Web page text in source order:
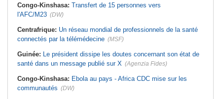
Congo-Kinshasa: Transfert de 15 personnes vers
l'AFC/M23 (DW)
Centrafrique: Un réseau mondial de professionnels de la santé
connectés par la télémédecine (MSF)
Guinée: Le président dissipe les doutes concernant son état de
santé dans un message publié sur X (Agenzia Fides)
Congo-Kinshasa: Ebola au pays - Africa CDC mise sur les
communautés (DW)